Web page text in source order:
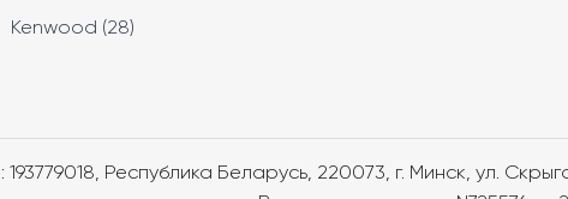
Kenwood (28)
Республика Беларусь, 220073, г. Минск, ул.